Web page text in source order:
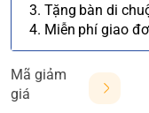
3. Tặng bàn di
4. Miễn phí giao
Mã giảm
giá